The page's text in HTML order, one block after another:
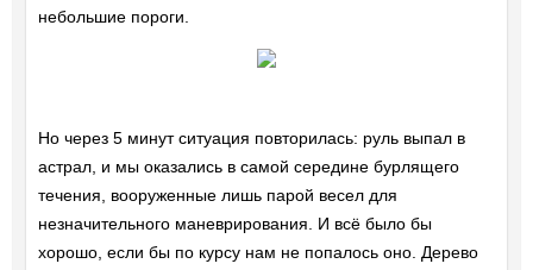
небольшие пороги.
Но через 5 минут ситуация повторилась: руль выпал в
астрал, и мы оказались в самой середине бурлящего
течения, вооруженные лишь парой весел для
незначительного маневрирования. И всё было бы
хорошо, если бы по курсу нам не попалось оно. Дерево